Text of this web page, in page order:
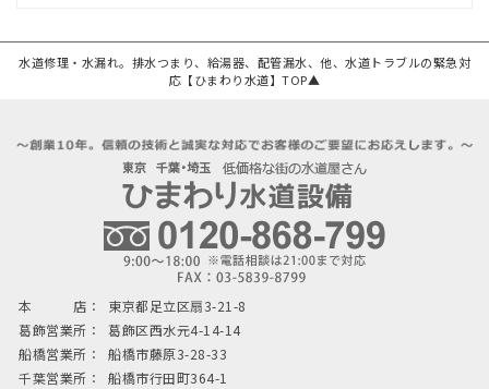
水道修理・水漏れ。排水つまり、給湯器、配管漏水、他、水道トラブルの緊急対
応【ひまわり水道】TOP▲
本 店：
東京都足立区扇3-21-8
葛飾営業所：
葛飾区西水元4-14-14
船橋営業所：
船橋市藤原3-28-33
千葉営業所：
船橋市行田町364-1